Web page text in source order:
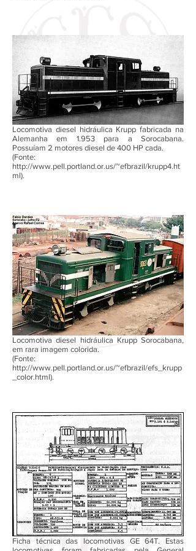
Locomotiva diesel hidráulica Krupp fabricada na
Alemanha em 1.953 para a Sorocabana.
Possuíam 2 motores diesel de 400 HP cada.
(Fonte:
http://www.pell.portland.or.us/~efbrazil/krupp4.ht
ml).
Locomotiva diesel hidráulica Krupp Sorocabana,
em rara imagem colorida.
(Fonte:
http://www.pell.portland.or.us/~efbrazil/efs_krupp
_color.html).
Ficha técnica das locomotivas GE 64T. Estas